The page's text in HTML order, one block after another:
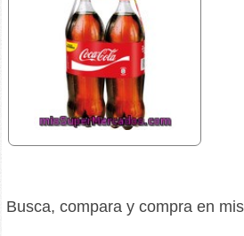
Busca, compara y compra en